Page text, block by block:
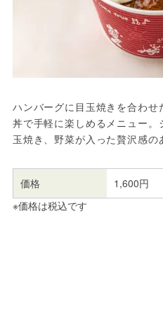
ハンバーグに目玉焼きを合わ
丼で手軽に楽しめるメニュー
玉焼き、野菜が入った贅沢感
価格
1,600円
※価格は税込です